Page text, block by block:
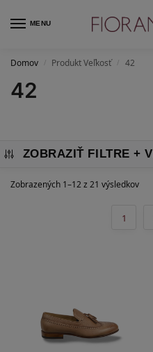
MENU
Domov / Produkt Veľkosť / 42
42
ZOBRAZIŤ FILTRE
Zobrazených 1–12 z 21 výsledkov
1